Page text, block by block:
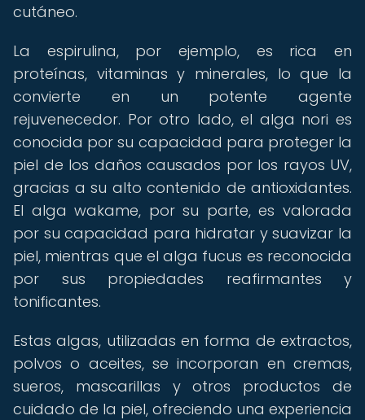
cutáneo.
La espirulina, por ejemplo, es rica en
proteínas, vitaminas y minerales, lo que la
convierte en un potente agente
rejuvenecedor. Por otro lado, el alga nori es
conocida por su capacidad para proteger la
piel de los daños causados por los rayos UV,
gracias a su alto contenido de antioxidantes.
El alga wakame, por su parte, es valorada
por su capacidad para hidratar y suavizar la
piel, mientras que el alga fucus es reconocida
por sus propiedades reafirmantes y
tonificantes.
Estas algas, utilizadas en forma de extractos,
polvos o aceites, se incorporan en cremas,
sueros, mascarillas y otros productos de
cuidado de la piel, ofreciendo una experiencia